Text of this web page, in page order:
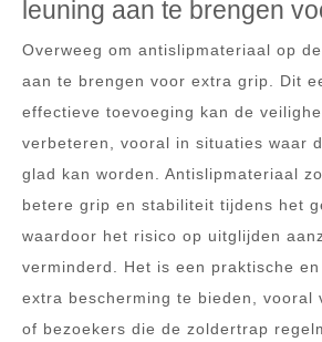
leuning aan te brengen
Overweeg om antislipmateriaal op
aan te brengen voor extra grip. Dit
effectieve toevoeging kan de
verbeteren, vooral in situaties waar
glad kan worden. Antislipmateriaal
betere grip en stabiliteit tijdens het
waardoor het risico op uitglijden
verminderd. Het is een praktische
extra bescherming te bieden, vooral
of bezoekers die de zoldertrap